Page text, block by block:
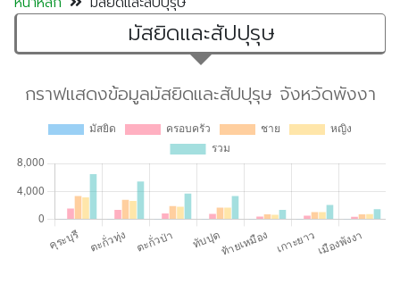
รุษ
กระบี่
ขอนแก่น
จันทบุรี
ชุมพร
ตรัง
นครนายก
นครศรีธรรมราช
มัสยิดและสัปปุรุษ